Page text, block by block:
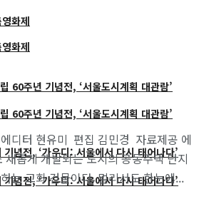
화제
60주년 기념전, ‘서울도시계획 대관람’
념전, ‘가우디: 서울에서 다시 태어나다’
화제
60주년 기념전, ‘서울도시계획 대관람’
념전, ‘가우디: 서울에서 다시 태어나다’
디터 현유미 편집 김민경 자료제공 에
롭게 개발되는 도시의 공동주택 단지
는 교회 건물이다. 멀리서도 한눈에...